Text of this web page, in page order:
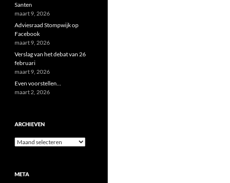
Santen
maart 9, 2026
Adviesraad Stompwijk op
Facebook
maart 9, 2026
Verslag van het debat van 26
februari
maart 9, 2026
Even voorstellen…
maart 2, 2026
ARCHIEVEN
Archieven
META